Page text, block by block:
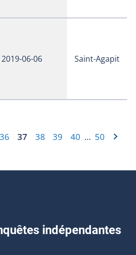
2019-06-06 Saint-Agapit
36 37 38 39 40 … 50
indépendantes